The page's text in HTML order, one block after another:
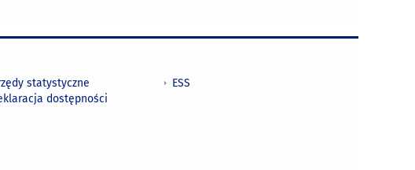
statystyczne
dostępności
ESS